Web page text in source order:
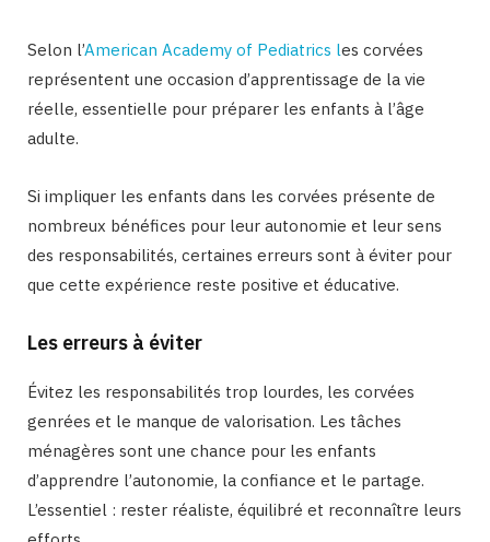
Selon l’American Academy of Pediatrics les corvées
représentent une occasion d’apprentissage de la vie
réelle, essentielle pour préparer les enfants à l’âge
adulte.
Si impliquer les enfants dans les corvées présente de
nombreux bénéfices pour leur autonomie et leur sens
des responsabilités, certaines erreurs sont à éviter pour
que cette expérience reste positive et éducative.
Les erreurs à éviter
Évitez les responsabilités trop lourdes, les corvées
genrées et le manque de valorisation. Les tâches
ménagères sont une chance pour les enfants
d’apprendre l’autonomie, la confiance et le partage.
L’essentiel : rester réaliste, équilibré et reconnaître leurs